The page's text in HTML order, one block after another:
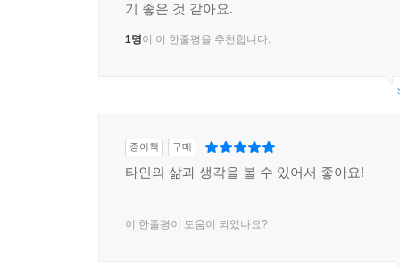
기 좋은 것 같아요.
1명이 이 한줄평을 추천합니다.
종이책 구매
타인의 삶과 생각을 볼 수 있어서 좋아요!
이 한줄평이 도움이 되었나요?